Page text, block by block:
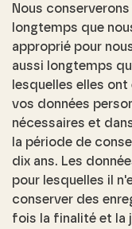
Nous
longtemps que
approprié pour
aussi longtemps
lesquelles elles
vos données
nécessaires et
la période de
dix ans. Les
pour lesquelles il
conserver des
fois la finalité et la